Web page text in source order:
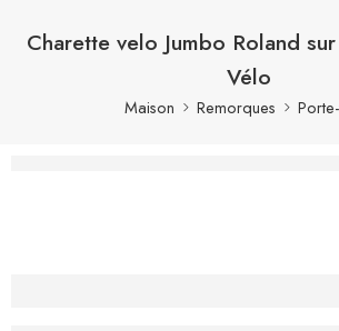
Charette velo Jumbo Roland
Vélo
Maison Remorques